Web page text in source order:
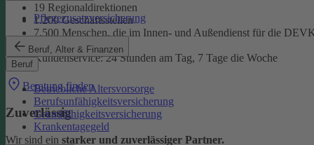
Pflegezusatzversicherung
Beruf, Alter & Finanzen
Beruf
Betriebliche Altersvorsorge
Berufsunfähigkeitsversicherung
Grundfähigkeitsversicherung
Krankentagegeld
19 Regionaldirektionen
1.200 Geschäftsstellen
7.500 Menschen, die im Innen- und Außendienst für die
arbeiten
Kundenservice: 24 Stunden am Tag, 7 Tage die Woche
Beratung finden
Zuverlässig
Wir sind ein starker und zuverlässiger Partner.